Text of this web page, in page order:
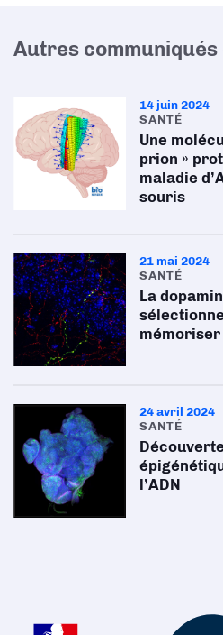
Autres communiqués
14 juin 2024
SANTÉ
Une
prion »
maladie
souris
21 mai 2024
SANTÉ
La
mémoriser
24 avril 2024
SANTÉ
l’ADN